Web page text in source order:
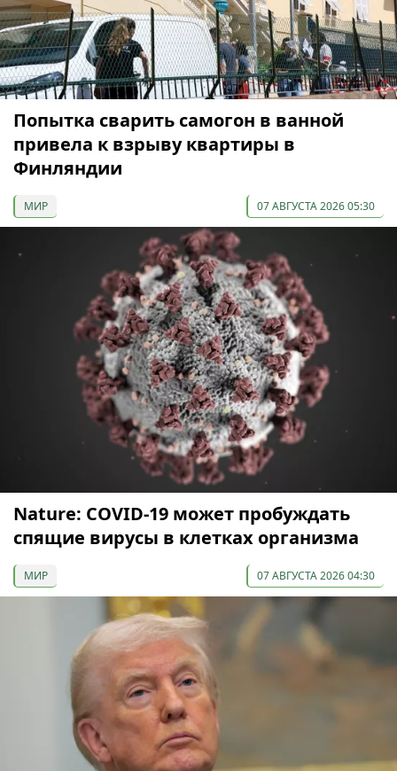
Попытка сварить самогон в ванной
привела к взрыву квартиры в
Финляндии
МИР 07 АВГУСТА 2026 05:30
Nature: COVID-19 может пробуждать
спящие вирусы в клетках организма
МИР 07 АВГУСТА 2026 04:30